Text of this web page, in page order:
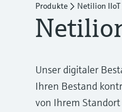
Produkte Netilion IIoT
Unser digitaler
Ihren Bestand
von Ihrem